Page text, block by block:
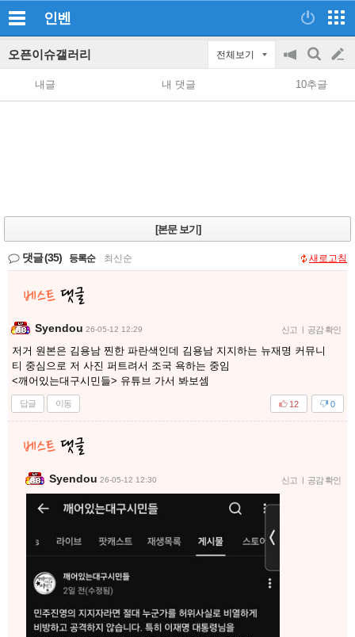
인벤
오픈이슈갤러리 전체보기
공
지
on/off
검
색
글
쓰
내글 내 댓글 10추글
[본문 보기]
댓글(35) 등록순 최신순 새로고침
Syendou 26-05-12 12:29 신고 | 공감 확인
저거 원본은 김용남 찐한 파란색인데 김용남 지지하는 뉴재명 커뮤니
티 중심으로 저 사진 퍼트려서 조국 욕하는 중임
<깨어있는대구시민들> 유튜브 가서 봐보셈
답글 이동 0
12
Syendou 26-05-12 12:30 신고 | 공감 확인